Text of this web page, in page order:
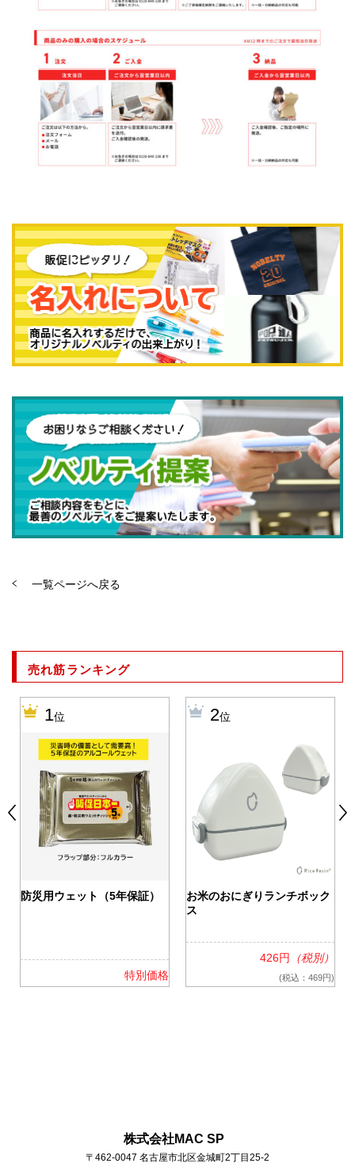
一覧ページへ戻る
売れ筋ランキング
1位
防災用ウェット（5年保証）
特別価格
2位
お米のおにぎりランチボック
ス
426円 （税別）
(税込：469円)
株式会社MAC SP
〒462-0047 名古屋市北区金城町2丁目25-2